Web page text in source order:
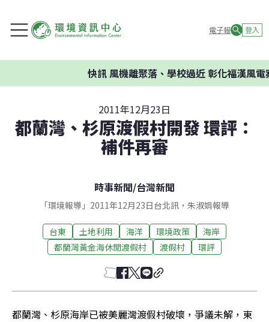
電子報 登入
快訊風機離聚落、學校過近 彰化福漢風電案
2011年12月23日
都蘭灣、杉原渡假村開發 環評：
補件再審
時事新聞/台灣新聞
「環境報導」2011年12月23日台北訊，朱淑娟報導
台東 土地利用 海洋 環境政策
海岸
都蘭灣黃金海休閒渡假村
渡假村 環評
都蘭灣、杉原海岸已被美麗灣渡假村破壞，爭議未解，東